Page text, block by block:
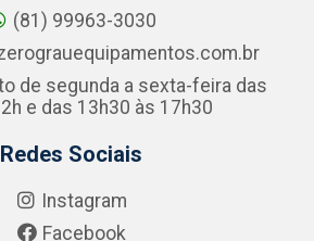
(81) 99963-3030
de segunda a sexta-feira das
e das 13h30 às 17h30
Redes Sociais
Instagram
Facebook